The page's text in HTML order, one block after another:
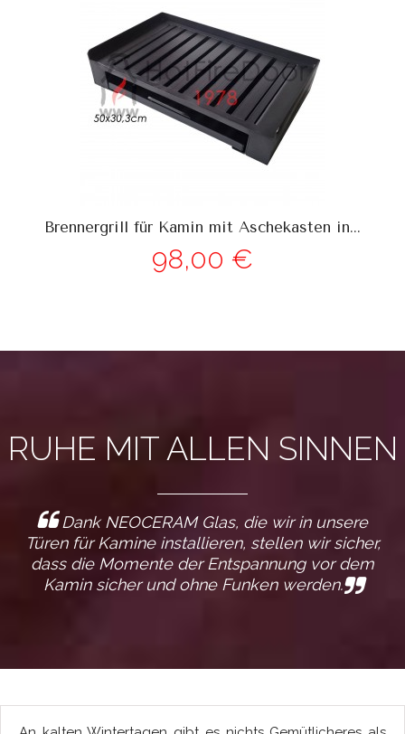
Brennergrill für Kamin mit Aschekasten in...
98,00 €
RUHE MIT ALLEN SINNEN
Dank NEOCERAM Glas, die wir in unsere
Türen für Kamine installieren, stellen wir sicher,
dass die Momente der Entspannung vor dem
Kamin sicher und ohne Funken werden.